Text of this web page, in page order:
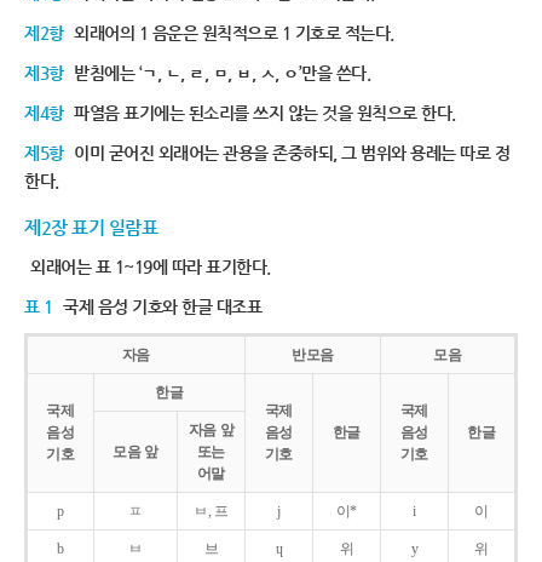
제2항 외래어의 1 음운은 원칙적으로 1 기호로 적는다.
제3항 받침에는 ‘ㄱ, ㄴ, ㄹ, ㅁ, ㅂ, ㅅ, ㅇ’만을 쓴다.
제4항 파열음 표기에는 된소리를 쓰지 않는 것을 원칙으로 한다.
제5항 이미 굳어진 외래어는 관용을 존중하되, 그 범위와 용례는 따로 정
한다.
제2장 표기 일람표
외래어는 표 1~19에 따라 표기한다.
표 1 국제 음성 기호와 한글 대조표
자음 반모음 모음
국제
음성
기호
한글
국제
음성
기호
한글
국제
음성
기호
한글
모음 앞
자음 앞
또는
어말
p ㅍ ㅂ, 프 j 이* i 이
b ㅂ 브 ɥ 위 y 위